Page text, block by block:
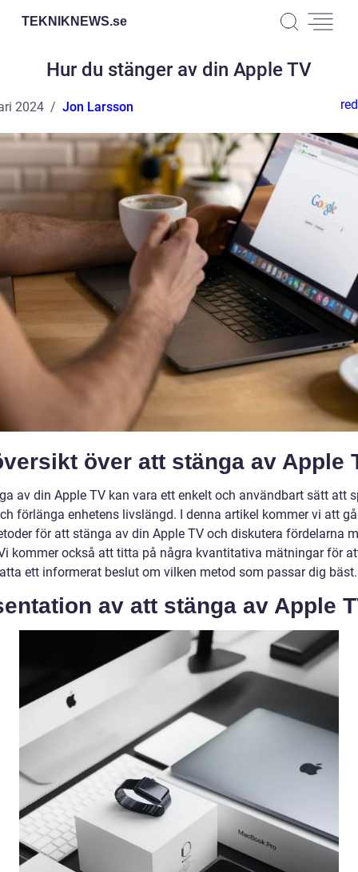
TEKNIKNEWS.se
Hur du stänger av din Apple TV
2024 Jon Larsson
över att stänga av Apple
av din Apple TV kan vara ett enkelt och användbart sätt att
förlänga enhetens livslängd. I denna artikel kommer vi att
för att stänga av din Apple TV och diskutera fördelarna
kommer också att titta på några kvantitativa mätningar för
ett informerat beslut om vilken metod som passar dig bäst.
av att stänga av Apple